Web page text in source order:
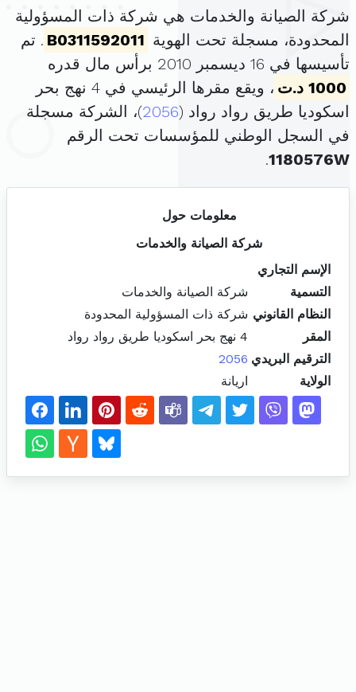
شركة الصيانة والخدمات هي شركة ذات المسؤولية
المحدودة، مسجلة تحت الهوية B0311592011 . تم
تأسيسها في 16 ديسمبر 2010 برأس مال قدره
1000 د.ت
، ويقع مقرها الرئيسي في 4 نهج بحر
اسكوديا طريق رواد رواد (2056)، الشركة مسجلة
في السجل الوطني للمؤسسات تحت الرقم
1180576W
.
معلومات حول
شركة الصيانة والخدمات
الإسم التجاري
التسمية
شركة الصيانة والخدمات
النظام القانوني شركة ذات المسؤولية المحدودة
المقر
4 نهج بحر اسكوديا طريق رواد رواد
الترقيم البريدي 2056
الولاية
اريانة